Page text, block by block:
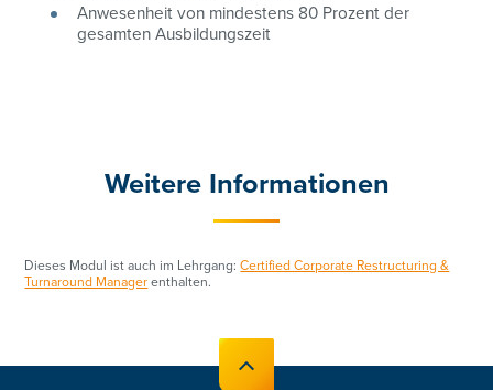
Anwesenheit von mindestens 80 Prozent der
gesamten Ausbildungszeit
Weitere Informationen
Dieses Modul ist auch im Lehrgang:Certified Corporate Restructuring &
Turnaround Manager enthalten.
katharina.ulm@controller-institut.at